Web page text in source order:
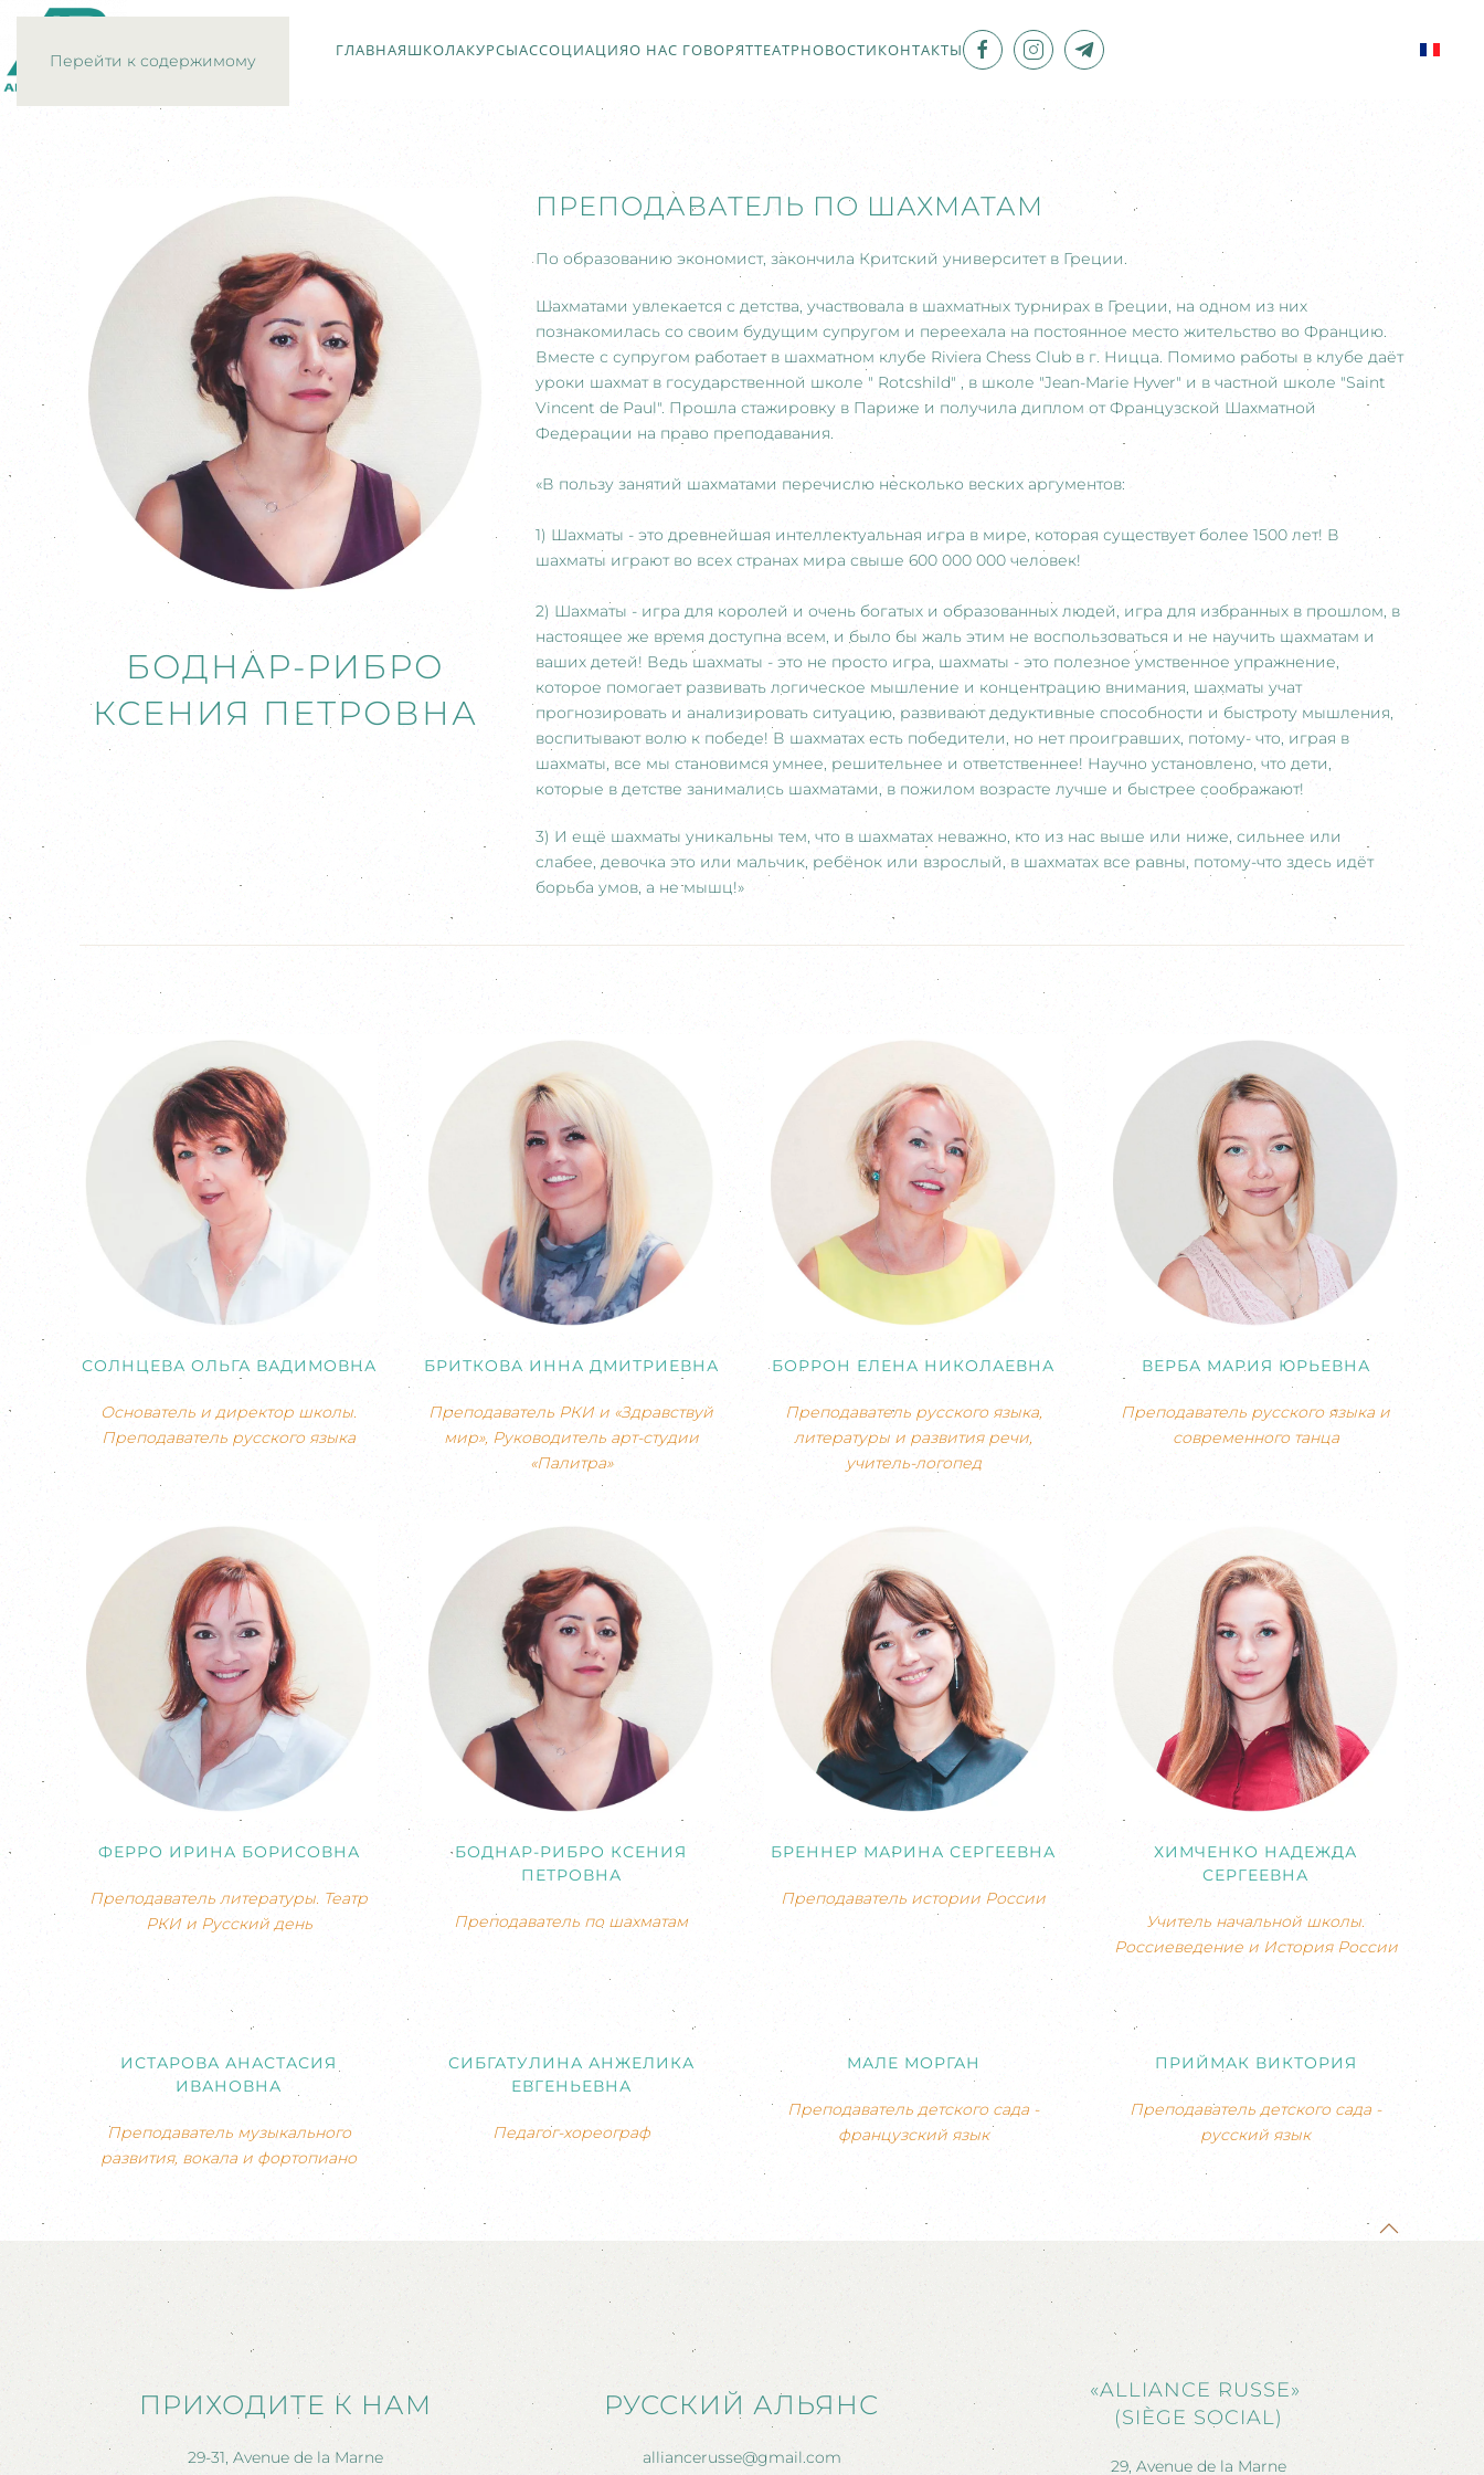
Перейти к содержимому
ГЛАВНАЯШКОЛАКУРСЫАССОЦИАЦИЯО НАС ГОВОРЯТТЕАТРНОВОСТИКОНТАКТЫ
БОДНАР-РИБРО
КСЕНИЯ ПЕТРОВНА
ПРЕПОДАВАТЕЛЬ ПО ШАХМАТАМ
По образованию экономист, закончила Критский университет в Греции.
Шахматами увлекается с детства, участвовала в шахматных турнирах в Греции, на одном из них
познакомилась со своим будущим супругом и переехала на постоянное место жительство во Францию.
Вместе с супругом работает в шахматном клубе Riviera Chess Club в г. Ницца. Помимо работы в клубе даёт
уроки шахмат в государственной школе " Rotcshild" , в школе "Jean-Marie Hyver" и в частной школе "Saint
Vincent de Paul". Прошла стажировку в Париже и получила диплом от Французской Шахматной
Федерации на право преподавания.
«В пользу занятий шахматами перечислю несколько веских аргументов:
1) Шахматы - это древнейшая интеллектуальная игра в мире, которая существует более 1500 лет! В
шахматы играют во всех странах мира свыше 600 000 000 человек!
2) Шахматы - игра для королей и очень богатых и образованных людей, игра для избранных в прошлом, в
настоящее же время доступна всем, и было бы жаль этим не воспользоваться и не научить шахматам и
ваших детей! Ведь шахматы - это не просто игра, шахматы - это полезное умственное упражнение,
которое помогает развивать логическое мышление и концентрацию внимания, шахматы учат
прогнозировать и анализировать ситуацию, развивают дедуктивные способности и быстроту мышления,
воспитывают волю к победе! В шахматах есть победители, но нет проигравших, потому- что, играя в
шахматы, все мы становимся умнее, решительнее и ответственнее! Научно установлено, что дети,
которые в детстве занимались шахматами, в пожилом возрасте лучше и быстрее соображают!
3) И ещё шахматы уникальны тем, что в шахматах неважно, кто из нас выше или ниже, сильнее или
слабее, девочка это или мальчик, ребёнок или взрослый, в шахматах все равны, потому-что здесь идёт
борьба умов, а не мышц!»
СОЛНЦЕВА ОЛЬГА ВАДИМОВНА
Основатель и директор школы.
Преподаватель русского языка
БРИТКОВА ИННА ДМИТРИЕВНА
Преподаватель РКИ и «Здравствуй
мир», Руководитель арт-студии
«Палитра»
БОРРОН ЕЛЕНА НИКОЛАЕВНА
Преподаватель русского языка,
литературы и развития речи,
учитель-логопед
ВЕРБА МАРИЯ ЮРЬЕВНА
Преподаватель русского языка и
современного танца
ФЕРРО ИРИНА БОРИСОВНА
Преподаватель литературы. Театр
РКИ и Русский день
БОДНАР-РИБРО КСЕНИЯ
ПЕТРОВНА
Преподаватель по шахматам
БРЕННЕР МАРИНА СЕРГЕЕВНА
Преподаватель истории России
ХИМЧЕНКО НАДЕЖДА
СЕРГЕЕВНА
Учитель начальной школы.
Россиеведение и История России
ИСТАРОВА АНАСТАСИЯ
ИВАНОВНА
Преподаватель музыкального
развития, вокала и фортопиано
СИБГАТУЛИНА АНЖЕЛИКА
ЕВГЕНЬЕВНА
Педагог-хореограф
МАЛЕ МОРГАН
Преподаватель детского сада -
французский язык
ПРИЙМАК ВИКТОРИЯ
Преподаватель детского сада -
русский язык
ПРИХОДИТЕ К НАМ
29-31, Avenue de la Marne
РУССКИЙ АЛЬЯНС
alliancerusse@gmail.com
«ALLIANCE RUSSE»
(SIÈGE SOCIAL)
29, Avenue de la Marne